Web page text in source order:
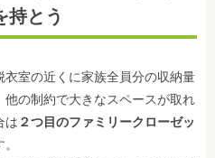
持とう
室の近くに家族全員分の収納量
の制約で大きなスペースが取れ
は ２つ目のファミリークローゼッ